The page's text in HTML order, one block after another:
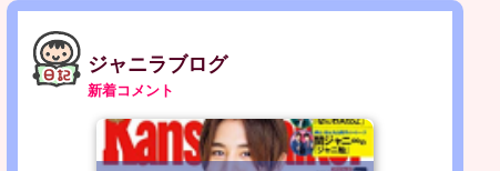
ジャニラブログ
新着コメント